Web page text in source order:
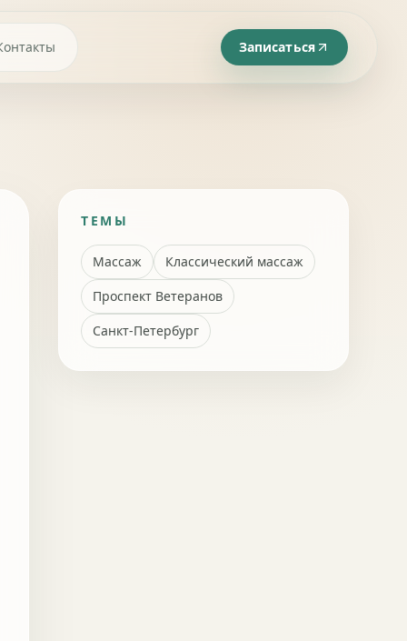
Записаться
ТЕМЫ
Массаж
Классический массаж
Проспект Ветеранов
Санкт-Петербург